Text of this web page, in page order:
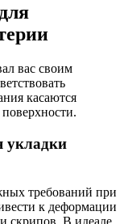
вас своим
касаются
укладки
требований при
к деформации